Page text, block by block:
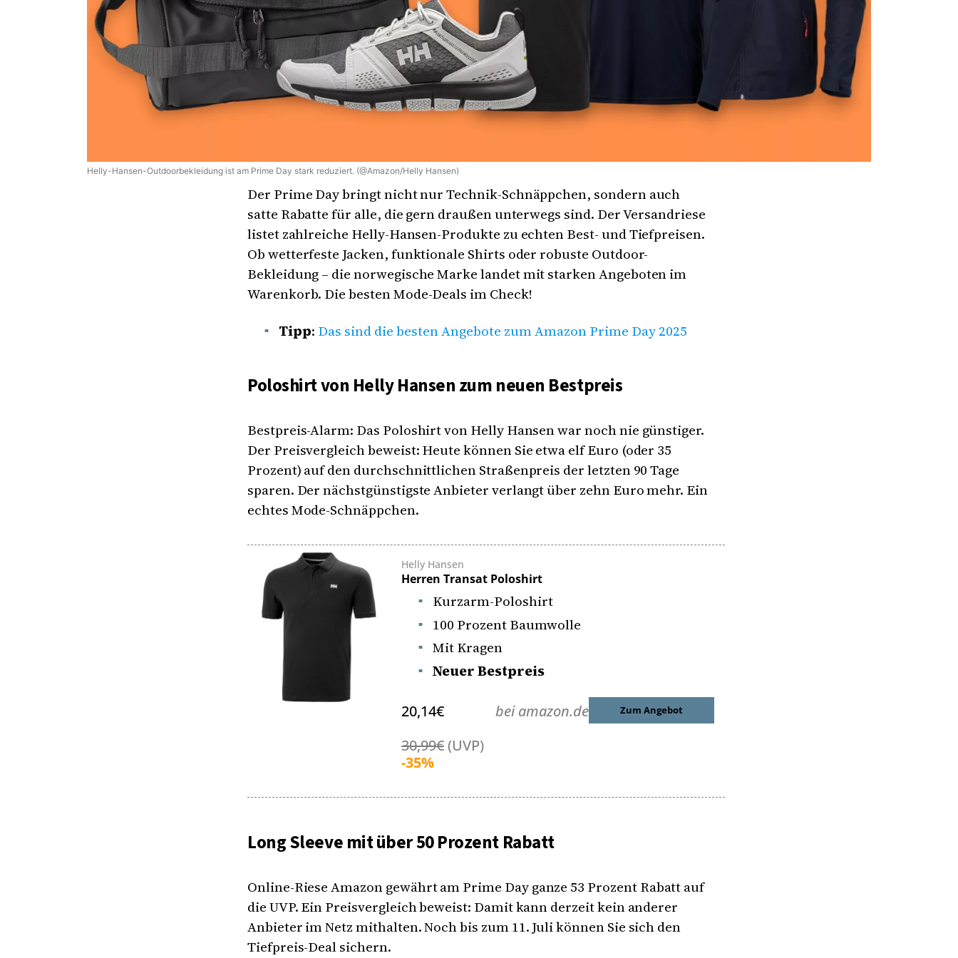
Helly-Hansen-Outdoorbekleidung ist am Prime Day stark reduziert. (@Amazon/Helly Hansen)
Der Prime Day bringt nicht nur Technik-Schnäppchen, sondern auch
satte Rabatte für alle, die gern draußen unterwegs sind. Der Versandriese
listet zahlreiche Helly-Hansen-Produkte zu echten Best- und Tiefpreisen.
Ob wetterfeste Jacken, funktionale Shirts oder robuste Outdoor-
Bekleidung – die norwegische Marke landet mit starken Angeboten im
Warenkorb. Die besten Mode-Deals im Check!
Tipp: Das sind die besten Angebote zum Amazon Prime Day 2025
Poloshirt von Helly Hansen zum neuen Bestpreis
Bestpreis-Alarm: Das Poloshirt von Helly Hansen war noch nie günstiger.
Der Preisvergleich beweist: Heute können Sie etwa elf Euro (oder 35
Prozent) auf den durchschnittlichen Straßenpreis der letzten 90 Tage
sparen. Der nächstgünstigste Anbieter verlangt über zehn Euro mehr. Ein
echtes Mode-Schnäppchen.
Helly Hansen
Herren Transat Poloshirt
Kurzarm-Poloshirt
100 Prozent Baumwolle
Mit Kragen
Neuer Bestpreis
20,14€
30,99€(UVP)
-35%
bei amazon.de Zum Angebot
Long Sleeve mit über 50 Prozent Rabatt
Online-Riese Amazon gewährt am Prime Day ganze 53 Prozent Rabatt auf
die UVP. Ein Preisvergleich beweist: Damit kann derzeit kein anderer
Anbieter im Netz mithalten. Noch bis zum 11. Juli können Sie sich den
Tiefpreis-Deal sichern.